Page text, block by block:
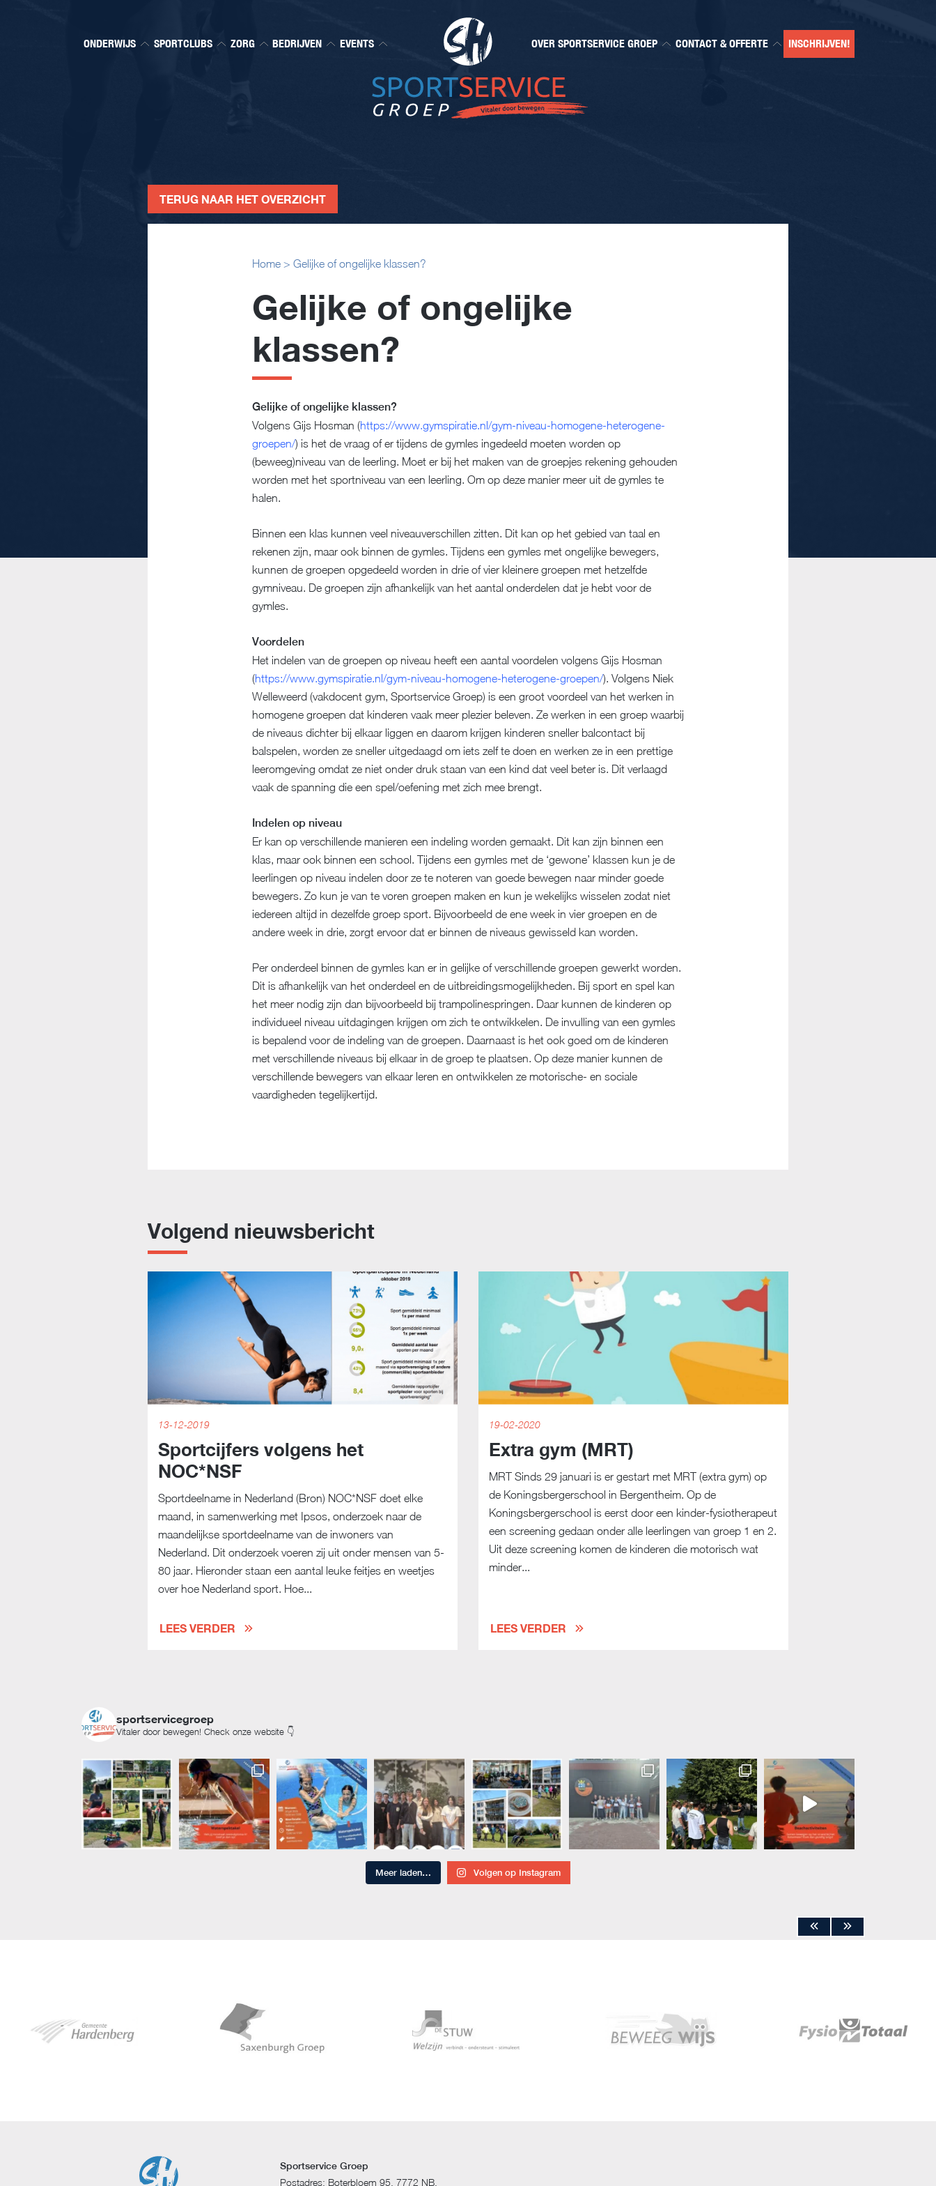
ONDERWIJS SPORTCLUBS ZORG BEDRIJVEN EVENTS OVER SPORTSERVICE GROEP CONTACT & OFFERTE INSCHRIJVEN!
TERUG NAAR HET OVERZICHT
Home > Gelijke of ongelijke klassen?
Gelijke of ongelijke
klassen?
Gelijke of ongelijke klassen?
Volgens Gijs Hosman (https://www.gymspiratie.nl/gym-niveau-homogene-heterogene-
groepen/) is het de vraag of er tijdens de gymles ingedeeld moeten worden op
(beweeg)niveau van de leerling. Moet er bij het maken van de groepjes rekening gehouden
worden met het sportniveau van een leerling. Om op deze manier meer uit de gymles te
halen.
Binnen een klas kunnen veel niveauverschillen zitten. Dit kan op het gebied van taal en
rekenen zijn, maar ook binnen de gymles. Tijdens een gymles met ongelijke bewegers,
kunnen de groepen opgedeeld worden in drie of vier kleinere groepen met hetzelfde
gymniveau. De groepen zijn afhankelijk van het aantal onderdelen dat je hebt voor de
gymles.
Voordelen
Het indelen van de groepen op niveau heeft een aantal voordelen volgens Gijs Hosman
(https://www.gymspiratie.nl/gym-niveau-homogene-heterogene-groepen/). Volgens Niek
Welleweerd (vakdocent gym, Sportservice Groep) is een groot voordeel van het werken in
homogene groepen dat kinderen vaak meer plezier beleven. Ze werken in een groep waarbij
de niveaus dichter bij elkaar liggen en daarom krijgen kinderen sneller balcontact bij
balspelen, worden ze sneller uitgedaagd om iets zelf te doen en werken ze in een prettige
leeromgeving omdat ze niet onder druk staan van een kind dat veel beter is. Dit verlaagd
vaak de spanning die een spel/oefening met zich mee brengt.
Indelen op niveau
Er kan op verschillende manieren een indeling worden gemaakt. Dit kan zijn binnen een
klas, maar ook binnen een school. Tijdens een gymles met de ‘gewone’ klassen kun je de
leerlingen op niveau indelen door ze te noteren van goede bewegen naar minder goede
bewegers. Zo kun je van te voren groepen maken en kun je wekelijks wisselen zodat niet
iedereen altijd in dezelfde groep sport. Bijvoorbeeld de ene week in vier groepen en de
andere week in drie, zorgt ervoor dat er binnen de niveaus gewisseld kan worden.
Per onderdeel binnen de gymles kan er in gelijke of verschillende groepen gewerkt worden.
Dit is afhankelijk van het onderdeel en de uitbreidingsmogelijkheden. Bij sport en spel kan
het meer nodig zijn dan bijvoorbeeld bij trampolinespringen. Daar kunnen de kinderen op
individueel niveau uitdagingen krijgen om zich te ontwikkelen. De invulling van een gymles
is bepalend voor de indeling van de groepen. Daarnaast is het ook goed om de kinderen
met verschillende niveaus bij elkaar in de groep te plaatsen. Op deze manier kunnen de
verschillende bewegers van elkaar leren en ontwikkelen ze motorische- en sociale
vaardigheden tegelijkertijd.
Volgend nieuwsbericht
13-12-2019
Sportcijfers volgens het
NOC*NSF
Sportdeelname in Nederland (Bron) NOC*NSF doet elke
maand, in samenwerking met Ipsos, onderzoek naar de
maandelijkse sportdeelname van de inwoners van
Nederland. Dit onderzoek voeren zij uit onder mensen van 5-
80 jaar. Hieronder staan een aantal leuke feitjes en weetjes
over hoe Nederland sport. Hoe...
LEES VERDER
19-02-2020
Extra gym (MRT)
MRT Sinds 29 januari is er gestart met MRT (extra gym) op
de Koningsbergerschool in Bergentheim. Op de
Koningsbergerschool is eerst door een kinder-fysiotherapeut
een screening gedaan onder alle leerlingen van groep 1 en 2.
Uit deze screening komen de kinderen die motorisch wat
minder...
LEES VERDER
sportservicegroep
Vitaler door bewegen! Check onze website 👇
Meer laden… Volgen op Instagram
Sportservice Groep
Postadres: Boterbloem 95, 7772 NB,